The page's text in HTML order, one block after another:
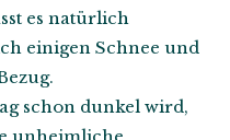
es natürlich
einigen Schnee und
schon dunkel wird,